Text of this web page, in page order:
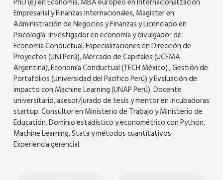
Empresarial y Finanzas Internacionales, Magíster en
Administración de Negocios y Finanzas y Licenciado en
Psicología. Investigador en economía y divulgador de
Economía Conductual. Especializaciones en Dirección de
Proyectos (UNI Perú), Mercado de Capitales (UCEMA
Argentina), Economía Conductual (TECH México) , Gestión de
Portafolios (Universidad del Pacífico Perú) y Evaluación de
impacto con Machine Learning (UNAP Perú). Docente
universitario, asesor/jurado de tesis y mentor en incubadoras
startup. Consultor en Ministerio de Trabajo y Ministerio de
Educación. Dominio estadístico y econométrico con Python,
Machine Learning, Stata y métodos cuantitativos.
Experiencia gerencial.